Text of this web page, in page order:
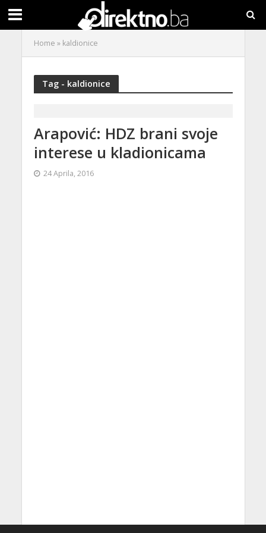
Home » kaldionice
Tag - kaldionice
Arapović: HDZ brani svoje
interese u kladionicama
24 Aprila, 2016